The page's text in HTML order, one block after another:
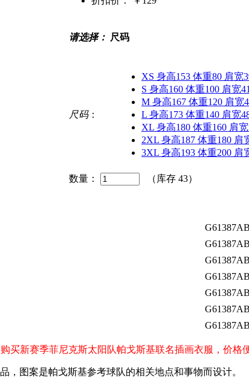
请选择： 尺码
尺码：
XS 身高153 体重80 肩宽
S 身高160 体重100 肩宽
M 身高167 体重120 肩宽
L 身高173 体重140 肩宽
XL 身高180 体重160 肩
2XL 身高187 体重180 肩
3XL 身高193 体重200 肩
数量： （库存 43）
买新赛季菲尼克斯太阳队帕戈斯基联名插画衣服，价格
，图案是帕戈斯基参考球队的相关地点和事物而设计。